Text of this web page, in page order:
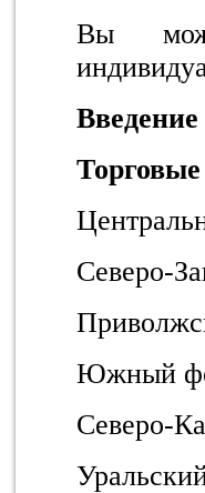
Вы
Введение
Северо-
Южный
Северо-